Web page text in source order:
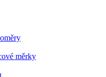
měrky